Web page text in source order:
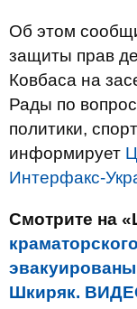
Об этом
защиты прав
Ковбаса на
Рады по
политики,
информирует
Интерфакс-
Смотрите на
Шкиряк.